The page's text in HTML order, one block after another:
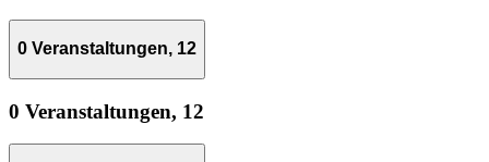
0 Veranstaltungen, 12
0 Veranstaltungen, 12